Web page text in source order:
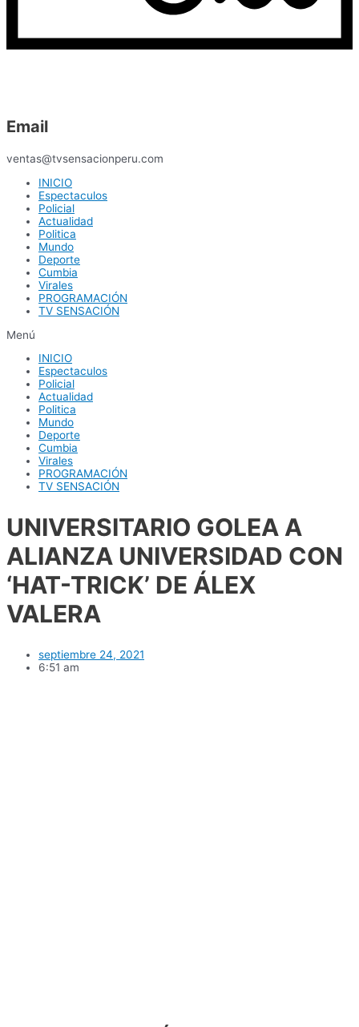
Email
ventas@tvsensacionperu.com
INICIO
Espectaculos
Policial
Actualidad
Politica
Mundo
Deporte
Cumbia
Virales
PROGRAMACIÓN
TV SENSACIÓN
Menú
INICIO
Espectaculos
Policial
Actualidad
Politica
Mundo
Deporte
Cumbia
Virales
PROGRAMACIÓN
TV SENSACIÓN
UNIVERSITARIO GOLEA A
ALIANZA UNIVERSIDAD CON
‘HAT-TRICK’ DE ÁLEX
VALERA
septiembre 24, 2021
6:51 am